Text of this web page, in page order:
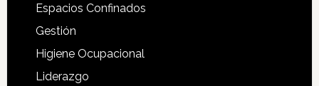
Espacios Confinados
Gestión
Higiene Ocupacional
Liderazgo